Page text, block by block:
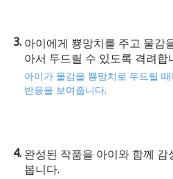
아이에게 뿅망치를 주고 물감
아서 두드릴 수 있도록 격려합
아이가 물감을 뿅망치로 두드릴
반응을 보여줍니다.
완성된 작품을 아이와 함께 감
봅니다.